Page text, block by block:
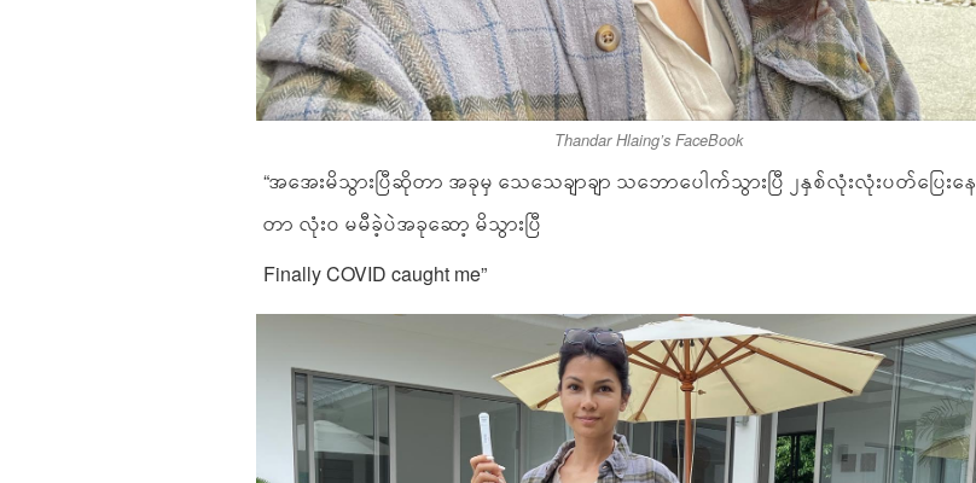
Thandar Hlaing’s FaceBook
“အအေးမိသွားပြီဆိုတာ အခုမှ သေသေချာချာ သဘောပေါက်သွားပြီ ၂နှစ်လုံးလုံးပတ်ပြေးနေ
တာ လုံးဝ မမီခဲ့ပဲအခုဆော့ မိသွားပြီ
Finally COVID caught me”